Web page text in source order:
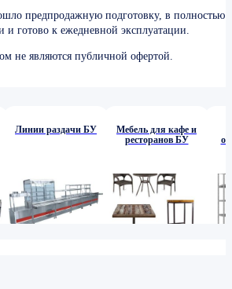
предпродажную подготовку, в полностью
и готово к ежедневной эксплуатации.
не являются публичной офертой.
Линии раздачи БУ
Мебель для кафе и
ресторанов БУ